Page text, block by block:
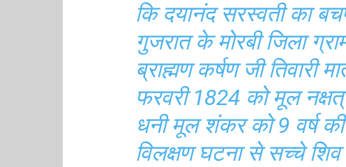
कि दयानंद सरस्वती का
गुजरात के मोरबी जिला
ब्राह्मण कर्षण जी तिवारी
फरवरी 1824 को मूल
धनी मूल शंकर को 9 वर्ष
विलक्षण घटना से सच्चे